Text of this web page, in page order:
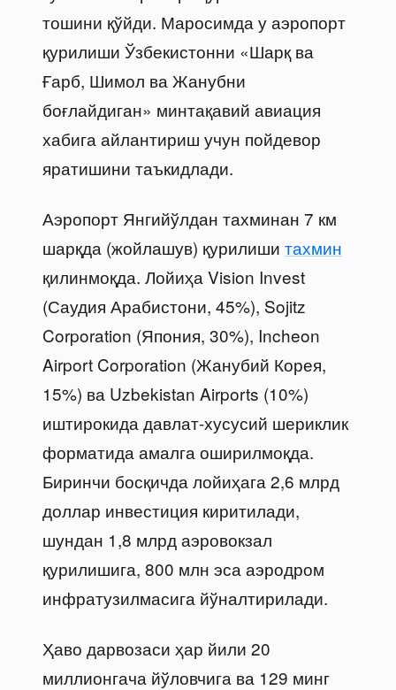
тошини қўйди. Маросимда у аэропорт
қурилиши Ўзбекистонни «Шарқ ва
Ғарб, Шимол ва Жанубни
боғлайдиган» минтақавий авиация
хабига айлантириш учун пойдевор
яратишини таъкидлади.
Аэропорт Янгийўлдан тахминан 7 км
шарқда (жойлашув) қурилиши тахмин
қилинмоқда. Лойиҳа Vision Invest
(Саудия Арабистони, 45%), Sojitz
Corporation (Япония, 30%), Incheon
Airport Corporation (Жанубий Корея,
15%) ва Uzbekistan Airports (10%)
иштирокида давлат-хусусий шериклик
форматида амалга оширилмоқда.
Биринчи босқичда лойиҳага 2,6 млрд
доллар инвестиция киритилади,
шундан 1,8 млрд аэровокзал
қурилишига, 800 млн эса аэродром
инфратузилмасига йўналтирилади.
Ҳаво дарвозаси ҳар йили 20
миллионгача йўловчига ва 129 минг